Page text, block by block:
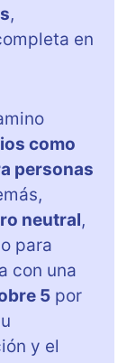
,
en
como
personas
neutral,
para
con una
5 por
y el